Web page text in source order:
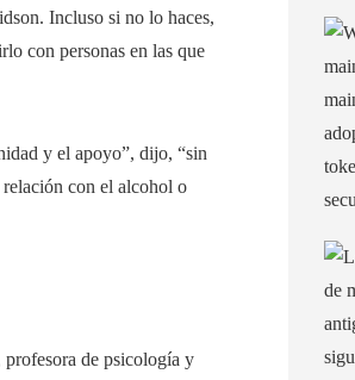
Incluso si no lo haces,
con personas en las que
y el apoyo”, dijo, “sin
con el alcohol o
de psicología y